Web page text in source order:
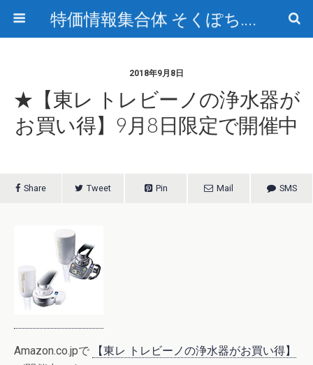
特価情報集合体 そくぽち.com
2018年9月8日
★【東レ トレビーノの浄水器が
お買い得】9月8日限定で開催中
Share Tweet Pin Mail SMS
Amazon.co.jpで
【東レ トレビーノの浄水器がお買い得】